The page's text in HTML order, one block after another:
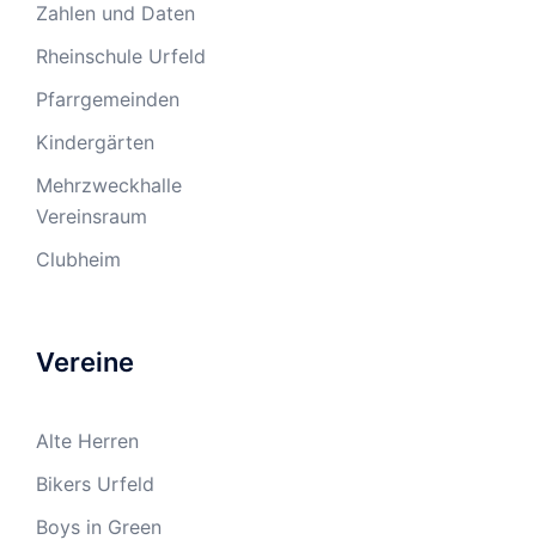
Zahlen und Daten
Rheinschule Urfeld
Pfarrgemeinden
Kindergärten
Mehrzweckhalle
Vereinsraum
Clubheim
Vereine
Alte Herren
Bikers Urfeld
Boys in Green